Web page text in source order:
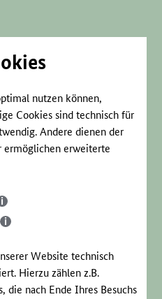
nutzen können,
Cookies sind technisch für
Andere dienen der
ermöglichen erweiterte
Website technisch
Hierzu zählen z.B.
die nach Ende Ihres Besuchs